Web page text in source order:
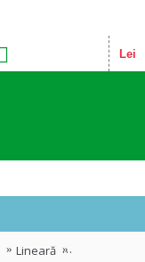
Lei
Lineară